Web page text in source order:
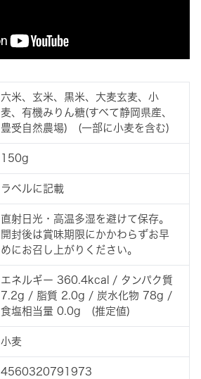
六米、玄米、黒米、大麦玄麦、小
麦、有機みりん糖(すべて静岡県産、
豊受自然農場) (一部に小麦を含む)
150g
ラベルに記載
直射日光・高温多湿を避けて保存。
開封後は賞味期限にかかわらずお早
めにお召し上がりください。
エネルギー 360.4kcal / タンパク質
7.2g / 脂質 2.0g / 炭水化物 78g /
食塩相当量 0.0g (推定値)
小麦
4560320791973